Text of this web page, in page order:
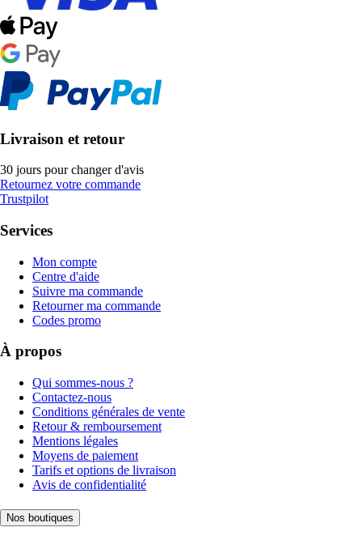
Livraison et retour
30 jours pour changer d'avis
Retournez votre commande
Trustpilot
Services
Mon compte
Centre d'aide
Suivre ma commande
Retourner ma commande
Codes promo
À propos
Qui sommes-nous ?
Contactez-nous
Conditions générales de vente
Retour & remboursement
Mentions légales
Moyens de paiement
Tarifs et options de livraison
Avis de confidentialité
Nos boutiques